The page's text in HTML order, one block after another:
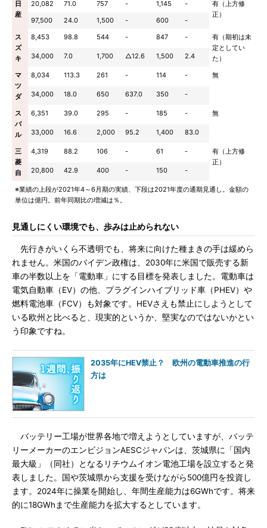
日
産
20,082 71.0 757 - 1,145 -
有（上方修
正）
97,500 24.0 1,500 - 600
-
ス
ズ
キ
8,453 98.8 544 - 847 -
有（期初は未
定としてい
た）
34,000 7.0 1,700 △12.6 1,500 2.4
マ
ツ
ダ
8,034 113.3 261 - 114 - 無
34,000 18.0 650 637.0 350 -
ス
バ
ル
6,351 39.0 295 - 185 - 無
33,000 16.6 2,000 95.2 1,400 83.0
三
菱
自
4,319 88.2 106 - 61 -
有（上方修
正）
20,800
42.9 400 - 150 -
※業績の上段が2021年4～6月期の実績、下段は2021年度の通期見通し。金額の
単位は億円。前年同期比の増減は％。
見通しにくい環境でも、歩みは止められない
先行きがいくら不透明でも、将来に向けた種まきの手は緩めら
れません。米国のバイデン政権は、2030年に米国で販売する新
車の半数以上を「電動車」にする目標を発表しました。電動車は
電気自動車（EV）の他、プラグインハイブリッド車（PHEV）や
燃料電池車（FCV）も対象です。HEVさえも禁止にしようとして
いる欧州と比べると、現実的というか、堅実なのではないかとい
う印象ですね。
2035年にHEV禁止？ 欧州の電動車推進の行
方は
バッテリー工場が世界各地で増えようとしていますが、バッテ
リーメーカーのエンビジョンAESCジャパンは、茨城県に「国内
最大級」（同社）となるリチウムイオン電池工場を設立すると発
表しました。国や茨城県から支援を受けながら500億円を投資し
ます。2024年に操業を開始し、年間生産能力は6GWhです。将来
的に18GWhまで生産能力を拡大するとしています。